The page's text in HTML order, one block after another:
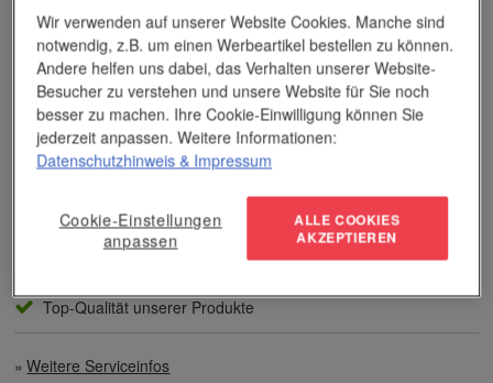
insbesondere wenn es um professionellenWerbedruckund
andere Veredelungsverfahren geht.
Unser Service
Individuelle Beratung
Preisvorteile auch bei geringen Mengen
Top-Qualität unserer Produkte
Weitere Serviceinfos
Wir verwenden auf unserer Website Cookies. Manche sind
notwendig, z.B. um einen Werbeartikel bestellen zu können.
Andere helfen uns dabei, das Verhalten unserer Website-
Besucher zu verstehen und unsere Website für Sie noch
besser zu machen. Ihre Cookie-Einwilligung können Sie
jederzeit anpassen. Weitere Informationen:
Datenschutzhinweis & Impressum
Cookie-Einstellungen
anpassen
ALLE COOKIES
AKZEPTIEREN